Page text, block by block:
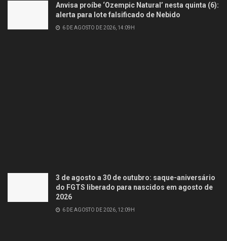
Anvisa proíbe ‘Ozempic Natural’ nesta quinta (6):
alerta para lote falsificado de Nebido
6 DE AGOSTO DE 2026, 14:09H
3 de agosto a 30 de outubro: saque-aniversário
do FGTS liberado para nascidos em agosto de
2026
6 DE AGOSTO DE 2026, 12:09H